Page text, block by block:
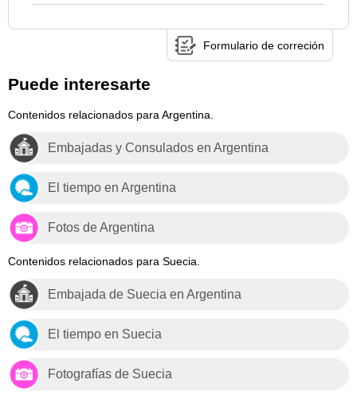
Formulario de correción
Puede interesarte
Contenidos relacionados para Argentina.
Embajadas y Consulados en Argentina
El tiempo en Argentina
Fotos de Argentina
Contenidos relacionados para Suecia.
Embajada de Suecia en Argentina
El tiempo en Suecia
Fotografías de Suecia